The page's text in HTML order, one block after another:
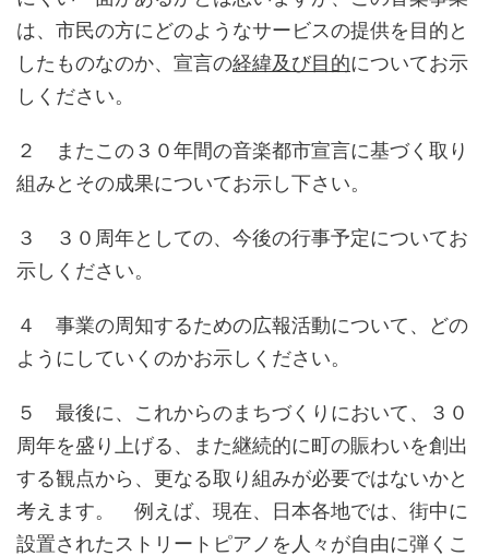
は、市民の方にどのようなサービスの提供を目的と
したものなのか、宣言の経緯及び目的についてお示
しください。
２ またこの３０年間の音楽都市宣言に基づく取り
組みとその成果についてお示し下さい。
３ ３０周年としての、今後の行事予定についてお
示しください。
４ 事業の周知するための広報活動について、どの
ようにしていくのかお示しください。
５ 最後に、これからのまちづくりにおいて、３０
周年を盛り上げる、また継続的に町の賑わいを創出
する観点から、更なる取り組みが必要ではないかと
考えます。
例えば、現在、日本各地では、街中に
設置されたストリートピアノを人々が自由に弾くこ